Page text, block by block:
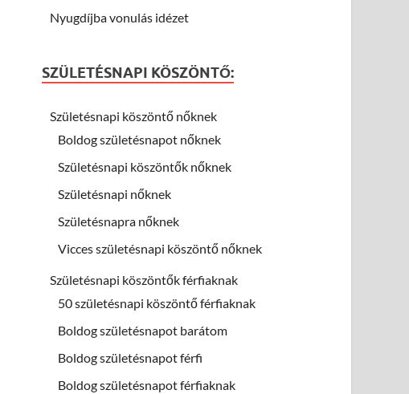
Nyugdíjba vonulás idézet
SZÜLETÉSNAPI KÖSZÖNTŐ:
Születésnapi köszöntő nőknek
Boldog születésnapot nőknek
Születésnapi köszöntők nőknek
Születésnapi nőknek
Születésnapra nőknek
Vicces születésnapi köszöntő nőknek
Születésnapi köszöntők férfiaknak
50 születésnapi köszöntő férfiaknak
Boldog születésnapot barátom
Boldog születésnapot férfi
Boldog születésnapot férfiaknak